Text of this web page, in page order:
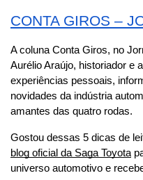
CONTA GIROS –
A coluna Conta Giros, no
Aurélio Araújo, historiador e
experiências pessoais,
novidades da indústria
amantes das quatro rodas.
Gostou dessas 5 dicas de
blog oficial da Saga Toyota
universo automotivo e